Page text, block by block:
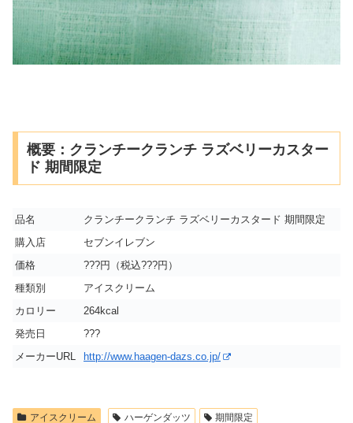
概要：クランチークランチ ラズベリーカスター
ド 期間限定
品名
クランチークランチ ラズベリーカスタード 期間限定
購入店
セブンイレブン
価格
???円（税込???円）
種類別
アイスクリーム
カロリー
264kcal
発売日
???
メーカーURL
http://www.haagen-dazs.co.jp/
アイスクリーム ハーゲンダッツ 期間限定